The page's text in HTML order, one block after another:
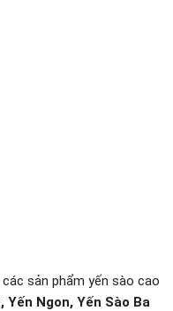
các sản phẩm yến sào cao
Ngon, Yến Sào Ba